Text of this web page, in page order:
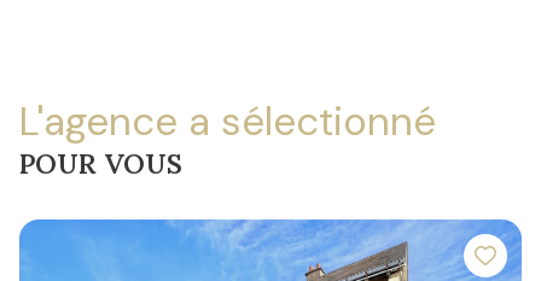
L'agence a sélectionné
POUR VOUS